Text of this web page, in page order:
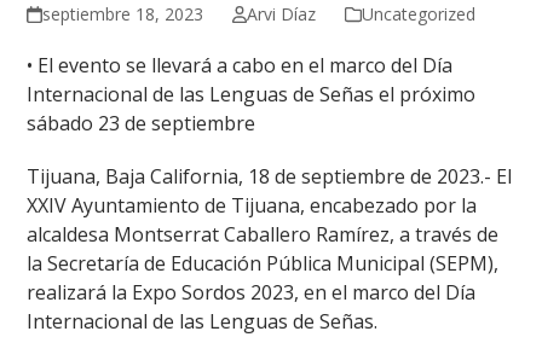
septiembre 18, 2023 Arvi Díaz Uncategorized
• El evento se llevará a cabo en el marco del Día
Internacional de las Lenguas de Señas el próximo
sábado 23 de septiembre
Tijuana, Baja California, 18 de septiembre de 2023.- El
XXIV Ayuntamiento de Tijuana, encabezado por la
alcaldesa Montserrat Caballero Ramírez, a través de
la Secretaría de Educación Pública Municipal (SEPM),
realizará la Expo Sordos 2023, en el marco del Día
Internacional de las Lenguas de Señas.